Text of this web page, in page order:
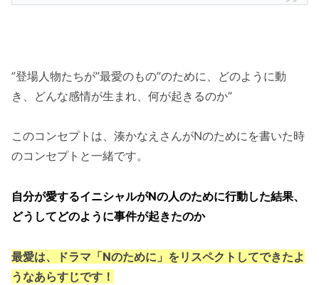
”登場人物たちが”最愛のもの”のために、どのように動
き、どんな感情が生まれ、何が起きるのか”
このコンセプトは、湊かなえさんがNのためにを書いた時
のコンセプトと一緒です。
自分が愛するイニシャルがNの人のために行動した結果、
どうしてどのように事件が起きたのか
最愛は、ドラマ「Nのために」をリスペクトしてできたよ
うなあらすじです！